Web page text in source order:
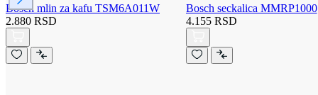
Bosch mlin za kafu TSM6A011W
2.880 RSD
Bosch seckalica MMRP1000
4.155 RSD